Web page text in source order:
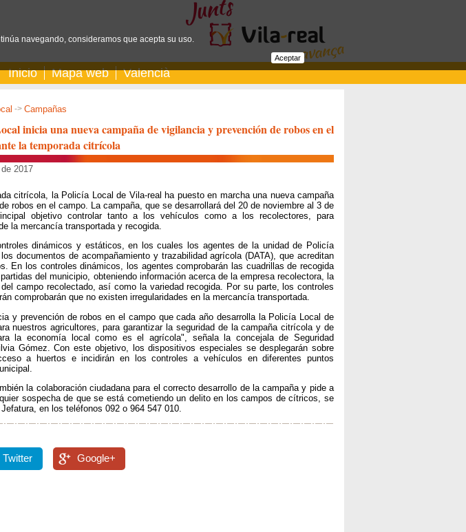
Inicio Mapa web Valencià
-> Campañas
inicia una nueva campaña de vigilancia y prevención de robos en el
la temporada citrícola
2017
citrícola, la Policía Local de Vila-real ha puesto en marcha una nueva campaña
robos en el campo. La campaña, que se desarrollará del 20 de noviembre al 3 de
objetivo controlar tanto a los vehículos como a los recolectores, para
la mercancía transportada y recogida.
dinámicos y estáticos, en los cuales los agentes de la unidad de Policía
documentos de acompañamiento y trazabilidad agrícola (DATA), que acreditan
En los controles dinámicos, los agentes comprobarán las cuadrillas de recogida
del municipio, obteniendo información acerca de la empresa recolectora, la
campo recolectado, así como la variedad recogida. Por su parte, los controles
comprobarán que no existen irregularidades en la mercancía transportada.
y prevención de robos en el campo que cada año desarrolla la Policía Local de
nuestros agricultores, para garantizar la seguridad de la campaña citrícola y de
la economía local como es el agrícola", señala la concejala de Seguridad
Gómez. Con este objetivo, los dispositivos especiales se desplegarán sobre
a huertos e incidirán en los controles a vehículos en diferentes puntos
la colaboración ciudadana para el correcto desarrollo de la campaña y pide a
sospecha de que se está cometiendo un delito en los campos de cítricos, se
en los teléfonos 092 o 964 547 010.
Twitter Google+
navegando, consideramos que acepta su uso.
Aceptar